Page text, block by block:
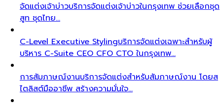
จัดแต่งเจ้าบ่าวบริการจัดแต่งเจ้าบ่าวในกรุงเทพ ช่วยเลือกชุด
สูท ชุดไทย…
C-Level Executive Stylingบริการจัดแต่งเฉพาะสำหรับผู้
บริหาร C-Suite CEO CFO CTO ในกรุงเทพ…
การสัมภาษณ์งานบริการจัดแต่งสำหรับสัมภาษณ์งาน โดยส
ไตลิสต์มืออาชีพ สร้างความมั่นใจ…